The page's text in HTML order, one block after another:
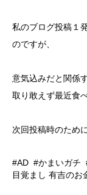
私のブログ投稿１
のですが、
意気込みだと関係
取り敢えず最近食
次回投稿時のため
AD かまいガチ
目覚まし 有吉のお